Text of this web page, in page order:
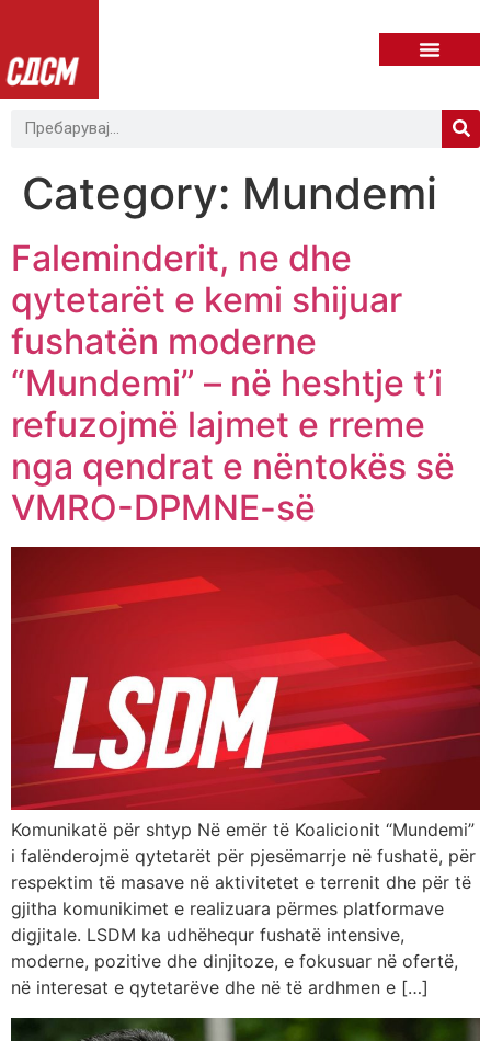
Category: Mundemi
Faleminderit, ne dhe
qytetarët e kemi shijuar
fushatën moderne
“Mundemi” – në heshtje t’i
refuzojmë lajmet e rreme
nga qendrat e nëntokës së
VMRO-DPMNE-së
Komunikatë për shtyp Në emër të Koalicionit “Mundemi”
i falënderojmë qytetarët për pjesëmarrje në fushatë, për
respektim të masave në aktivitetet e terrenit dhe për të
gjitha komunikimet e realizuara përmes platformave
digjitale. LSDM ka udhëhequr fushatë intensive,
moderne, pozitive dhe dinjitoze, e fokusuar në ofertë,
në interesat e qytetarëve dhe në të ardhmen e […]